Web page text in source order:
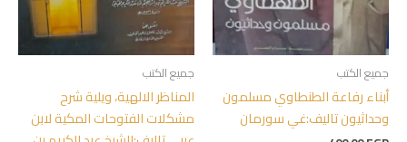
جميع الكتب
أبناء رفاعة الطنطاوي مسلمون
وحداثيون تاليف:غي سورمان
جميع الكتب
المناظر الالهية، ويلية شرح
مشكلات الفتوحات المكية لابن